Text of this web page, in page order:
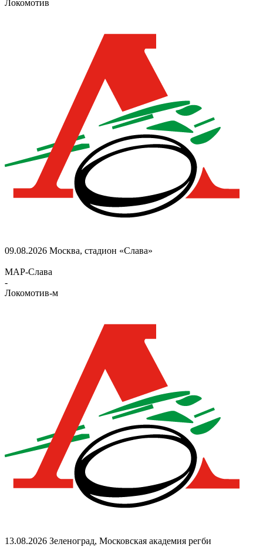
Локомотив
09.08.2026 Москва, стадион «Слава»
МАР-Слава
-
Локомотив-м
13.08.2026 Зеленоград, Московская академия регби